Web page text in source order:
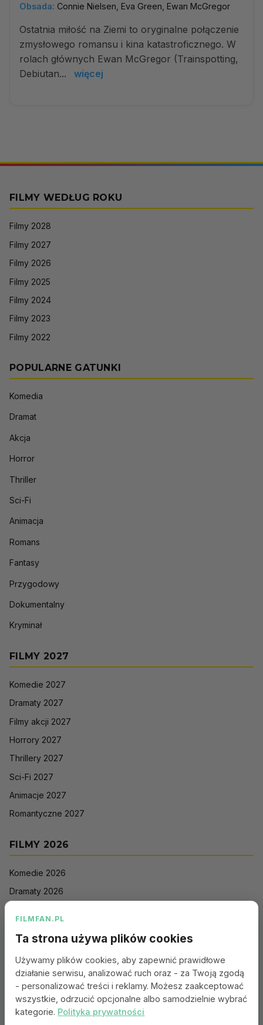
Obsada: Connie Nielsen, Eva Green, Ewan McGregor
Ostatnia miłość na Ziemi to oryginalne połączenie
zmysłowego romansu i kina katastroficznego. W
rolach głównych Ewan McGregor (Trainspotting,
Debiutan...
więcej
FILMY WEDŁUG ROKU
Filmy 2028
Filmy 2027
Filmy 2026
Filmy 2025
Filmy 2024
Filmy 2023
Filmy 2022
POPULARNE GATUNKI
Komedia
Dramat
Akcja
Horror
Thriller
Sci-Fi
Animacja
Romans
Fantasy
Przygodowy
Dokumentalny
Kryminał
FILMY 2027
Komedie 2027
Dramaty 2027
Filmy akcji 2027
Horrory 2027
Thrillery 2027
Sci-Fi 2027
Animacje 2027
Romantyczne 2027
FILMY 2026
Komedie 2026
Dramaty 2026
Sci-Fi 2026
Animacje 2026
Romantyczne 2026
FILMFAN.PL
Ta strona używa plików cookies
Używamy plików cookies, aby zapewnić prawidłowe
działanie serwisu, analizować ruch oraz - za Twoją zgodą
- personalizować treści i reklamy. Możesz zaakceptować
wszystkie, odrzucić opcjonalne albo samodzielnie wybrać
kategorie. Polityka prywatności